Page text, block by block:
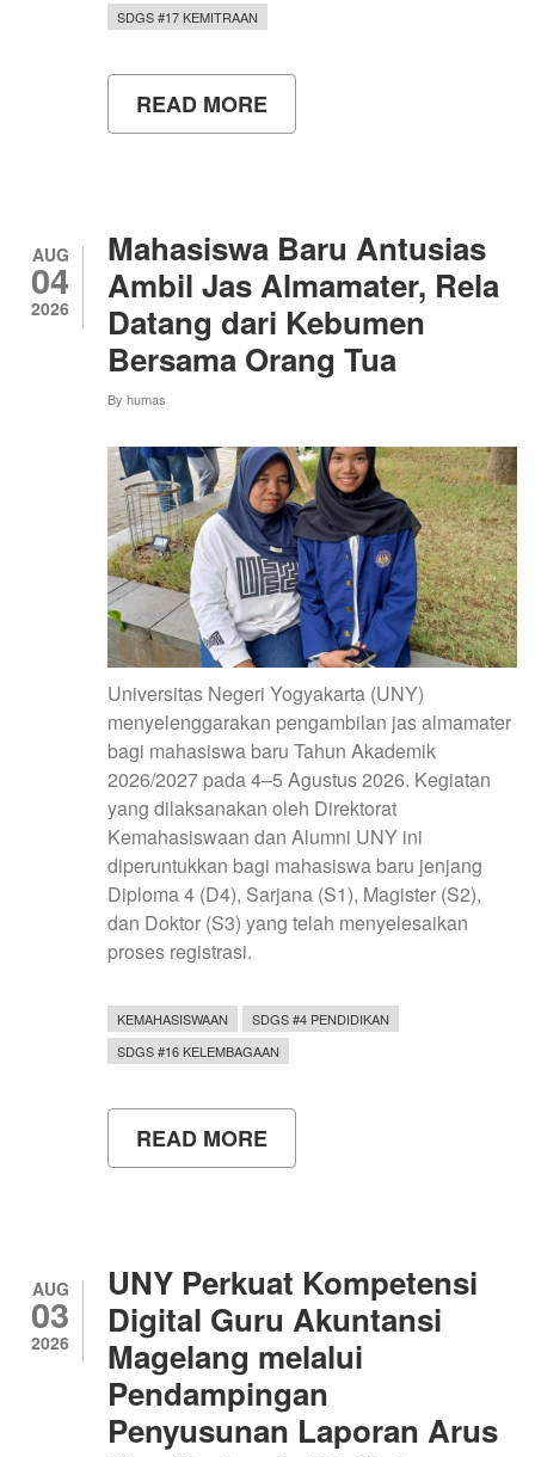
SDGS #17 KEMITRAAN
READ MORE
PPK
UNY
TINGKATKAN
KEMANDIRIAN
GIZI
MASYARAKAT
MELALUI
PROGRAM
CURCUMA-
AUG
04
2026
Mahasiswa Baru Antusias
Ambil Jas Almamater, Rela
Datang dari Kebumen
Bersama Orang Tua
By humas
Universitas Negeri Yogyakarta (UNY)
menyelenggarakan pengambilan jas almamater
bagi mahasiswa baru Tahun Akademik
2026/2027 pada 4–5 Agustus 2026. Kegiatan
yang dilaksanakan oleh Direktorat
Kemahasiswaan dan Alumni UNY ini
diperuntukkan bagi mahasiswa baru jenjang
Diploma 4 (D4), Sarjana (S1), Magister (S2),
dan Doktor (S3) yang telah menyelesaikan
proses registrasi.
KEMAHASISWAAN
SDGS #4 PENDIDIKAN
SDGS #16 KELEMBAGAAN
READ MORE
MAHASISWA
ALMAMATER,
RELA
DATANG
DARI
KEBUMEN
BERSAMA
ORANG
TUA
AUG
03
2026
UNY Perkuat Kompetensi
Digital Guru Akuntansi
Magelang melalui
Pendampingan
Penyusunan Laporan Arus